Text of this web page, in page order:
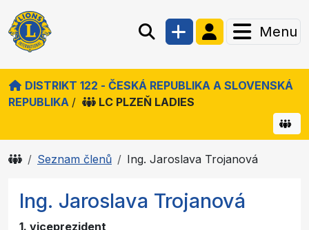
Menu
DISTRIKT 122 - ČESKÁ REPUBLIKA A SLOVENSKÁ
REPUBLIKA / LC PLZEŇ LADIES
Seznam členů Ing. Jaroslava Trojanová
Ing. Jaroslava Trojanová
1. viceprezident